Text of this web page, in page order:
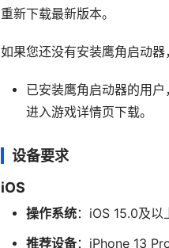
重新下载最新版本。
如果您还没有安装鹰角启动器
已安装鹰角启动器的用
进入游戏详情页下载。
设备要求
iOS
操作系统：iOS 15.0及以
推荐设备：iPhone 13